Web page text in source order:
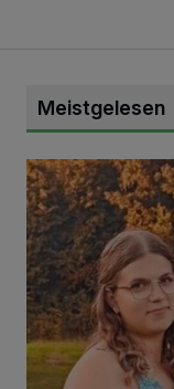
Meistgelesen
Mit Herzblut die